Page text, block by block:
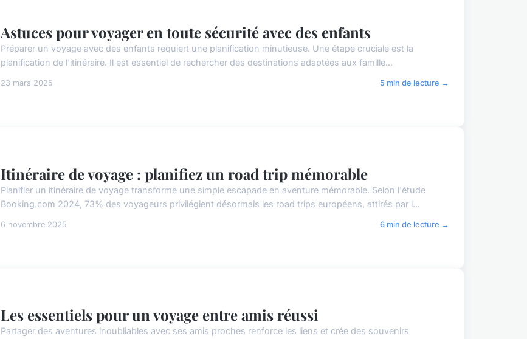
Astuces pour voyager en toute sécurité avec des enfants
Préparer un voyage avec des enfants requiert une planification minutieuse. Une étape cruciale est la
planification de l'itinéraire. Il est essentiel de rechercher des destinations adaptées aux famille...
23 mars 2025 5 min de lecture →
Itinéraire de voyage : planifiez un road trip mémorable
Planifier un itinéraire de voyage transforme une simple escapade en aventure mémorable. Selon l'étude
Booking.com 2024, 73% des voyageurs privilégient désormais les road trips européens, attirés par l...
6 novembre 2025 6 min de lecture →
Les essentiels pour un voyage entre amis réussi
Partager des aventures inoubliables avec ses amis proches renforce les liens et crée des souvenirs